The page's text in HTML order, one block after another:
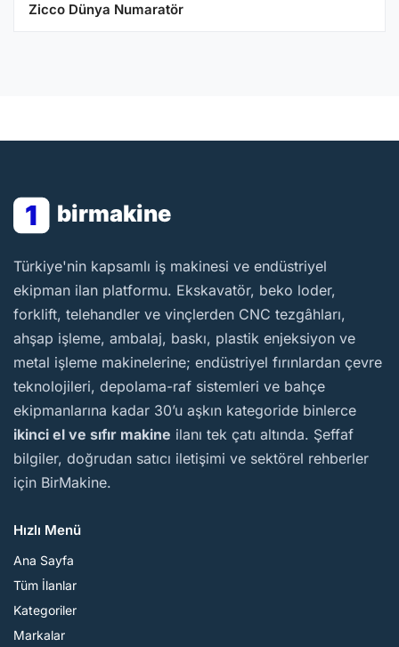
Zicco Dünya Numaratör
1 birmakine
BirMakine
Türkiye'nin kapsamlı iş makinesi ve endüstriyel
ekipman ilan platformu. Ekskavatör, beko loder,
forklift, telehandler ve vinçlerden CNC tezgâhları,
ahşap işleme, ambalaj, baskı, plastik enjeksiyon ve
metal işleme makinelerine; endüstriyel fırınlardan çevre
teknolojileri, depolama-raf sistemleri ve bahçe
ekipmanlarına kadar 30’u aşkın kategoride binlerce
ikinci el ve sıfır makine ilanı tek çatı altında. Şeffaf
bilgiler, doğrudan satıcı iletişimi ve sektörel rehberler
için BirMakine.
Hızlı Menü
Ana Sayfa
Tüm İlanlar
Kategoriler
Markalar